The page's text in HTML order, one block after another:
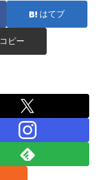
はてブ
コピー